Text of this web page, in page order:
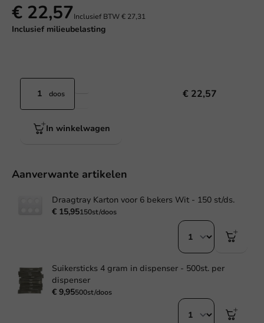
€ 22,57Inclusief BTW€ 27,31
Inclusief milieubelasting
doos € 22,57
In winkelwagen
Aanverwante artikelen
Draagtray Karton voor 6 bekers Wit - 150 st/ds.
€ 15,95150st/doos
Suikersticks 4 gram in dispenser - 500st. per
dispenser
€ 9,95500st/doos